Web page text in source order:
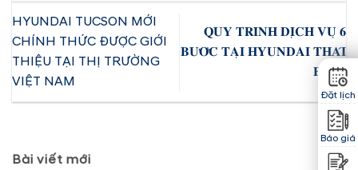
HYUNDAI TUCSON MỚI
CHÍNH THỨC ĐƯỢC GIỚI
THIỆU TẠI THỊ TRƯỜNG
VIỆT NAM
𝐐𝐔𝐘 𝐓𝐑𝐈̀𝐍𝐇 𝐃𝐈̣𝐂𝐇 𝐕𝐔̣ 𝟔
𝐁𝐔̛𝐎̛́𝐂 𝐓𝐀̣𝐈 𝐇𝐘𝐔𝐍𝐃𝐀𝐈 𝐓𝐇𝐀́𝐈
𝐁𝐈̀𝐍𝐇
Bài viết mới
Đặt lịch
Báo giá